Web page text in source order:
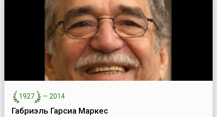
1927 — 2014
Габриэль Гарсиа Маркес